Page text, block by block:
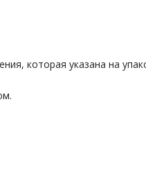
которая указана на